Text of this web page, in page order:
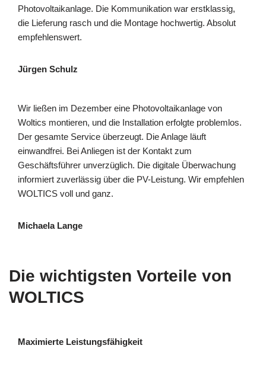
Photovoltaikanlage. Die Kommunikation war erstklassig,
die Lieferung rasch und die Montage hochwertig. Absolut
empfehlenswert.
Jürgen Schulz
Wir ließen im Dezember eine Photovoltaikanlage von
Woltics montieren, und die Installation erfolgte problemlos.
Der gesamte Service überzeugt. Die Anlage läuft
einwandfrei. Bei Anliegen ist der Kontakt zum
Geschäftsführer unverzüglich. Die digitale Überwachung
informiert zuverlässig über die PV-Leistung. Wir empfehlen
WOLTICS voll und ganz.
Michaela Lange
Die wichtigsten Vorteile von
WOLTICS
Maximierte Leistungsfähigkeit